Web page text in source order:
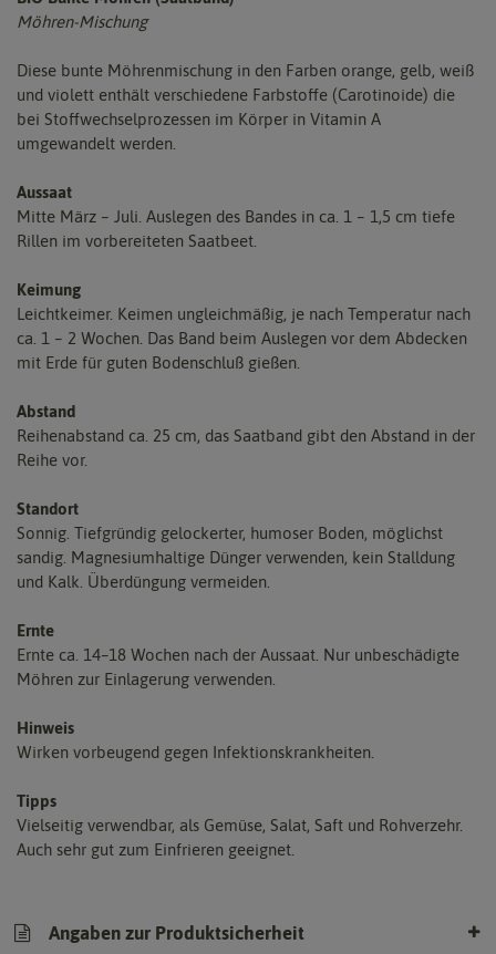
Möhren-Mischung
Diese bunte Möhrenmischung in den Farben orange, gelb, weiß
und violett enthält verschiedene Farbstoffe (Carotinoide) die
bei Stoffwechselprozessen im Körper in Vitamin A
umgewandelt werden.
Aussaat
Mitte März – Juli. Auslegen des Bandes in ca. 1 – 1,5 cm tiefe
Rillen im vorbereiteten Saatbeet.
Keimung
Leichtkeimer. Keimen ungleichmäßig, je nach Temperatur nach
ca. 1 – 2 Wochen. Das Band beim Auslegen vor dem Abdecken
mit Erde für guten Bodenschluß gießen.
Abstand
Reihenabstand ca. 25 cm, das Saatband gibt den Abstand in der
Reihe vor.
Standort
Sonnig. Tiefgründig gelockerter, humoser Boden, möglichst
sandig. Magnesiumhaltige Dünger verwenden, kein Stalldung
und Kalk. Überdüngung vermeiden.
Ernte
Ernte ca. 14–18 Wochen nach der Aussaat. Nur unbeschädigte
Möhren zur Einlagerung verwenden.
Hinweis
Wirken vorbeugend gegen Infektionskrankheiten.
Tipps
Vielseitig verwendbar, als Gemüse, Salat, Saft und Rohverzehr.
Auch sehr gut zum Einfrieren geeignet.
Angaben zur Produktsicherheit